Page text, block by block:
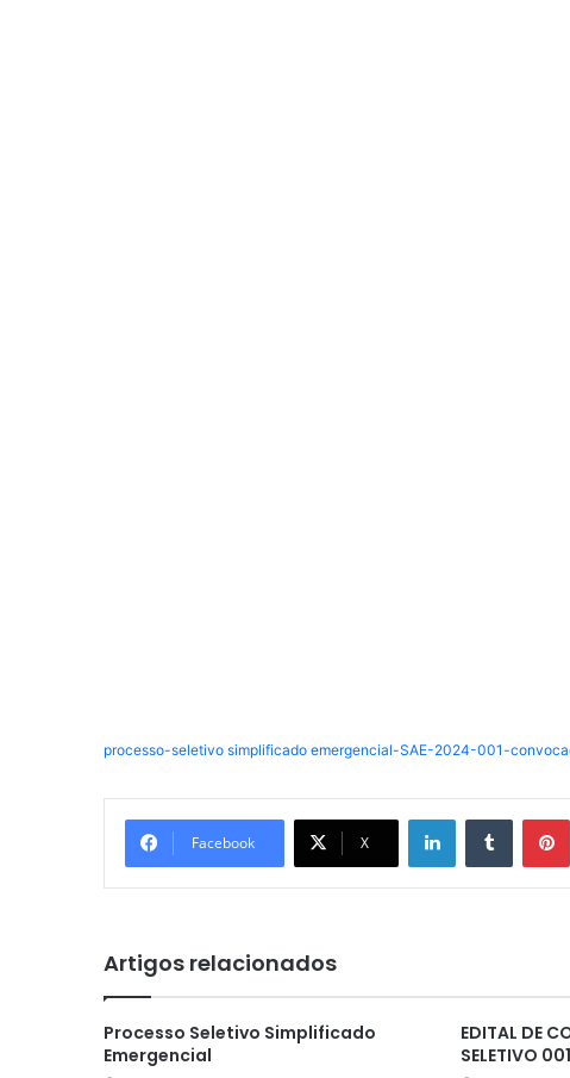
processo-seletivo simplificado emergencial-SAE-2024-001-
Facebook X
LinkedinTumblr
Artigos relacionados
Processo Seletivo Simplificado
Emergencial
EDITAL DE
SELETIVO